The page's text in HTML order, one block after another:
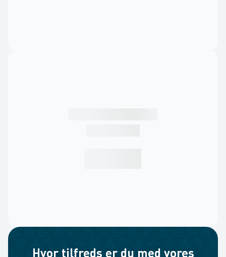
Hvor tilfreds er du med vores